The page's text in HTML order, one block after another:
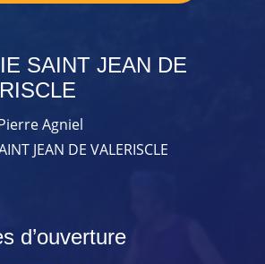
SAINT JEAN DE
Agniel
JEAN DE VALERISCLE
d’ouverture